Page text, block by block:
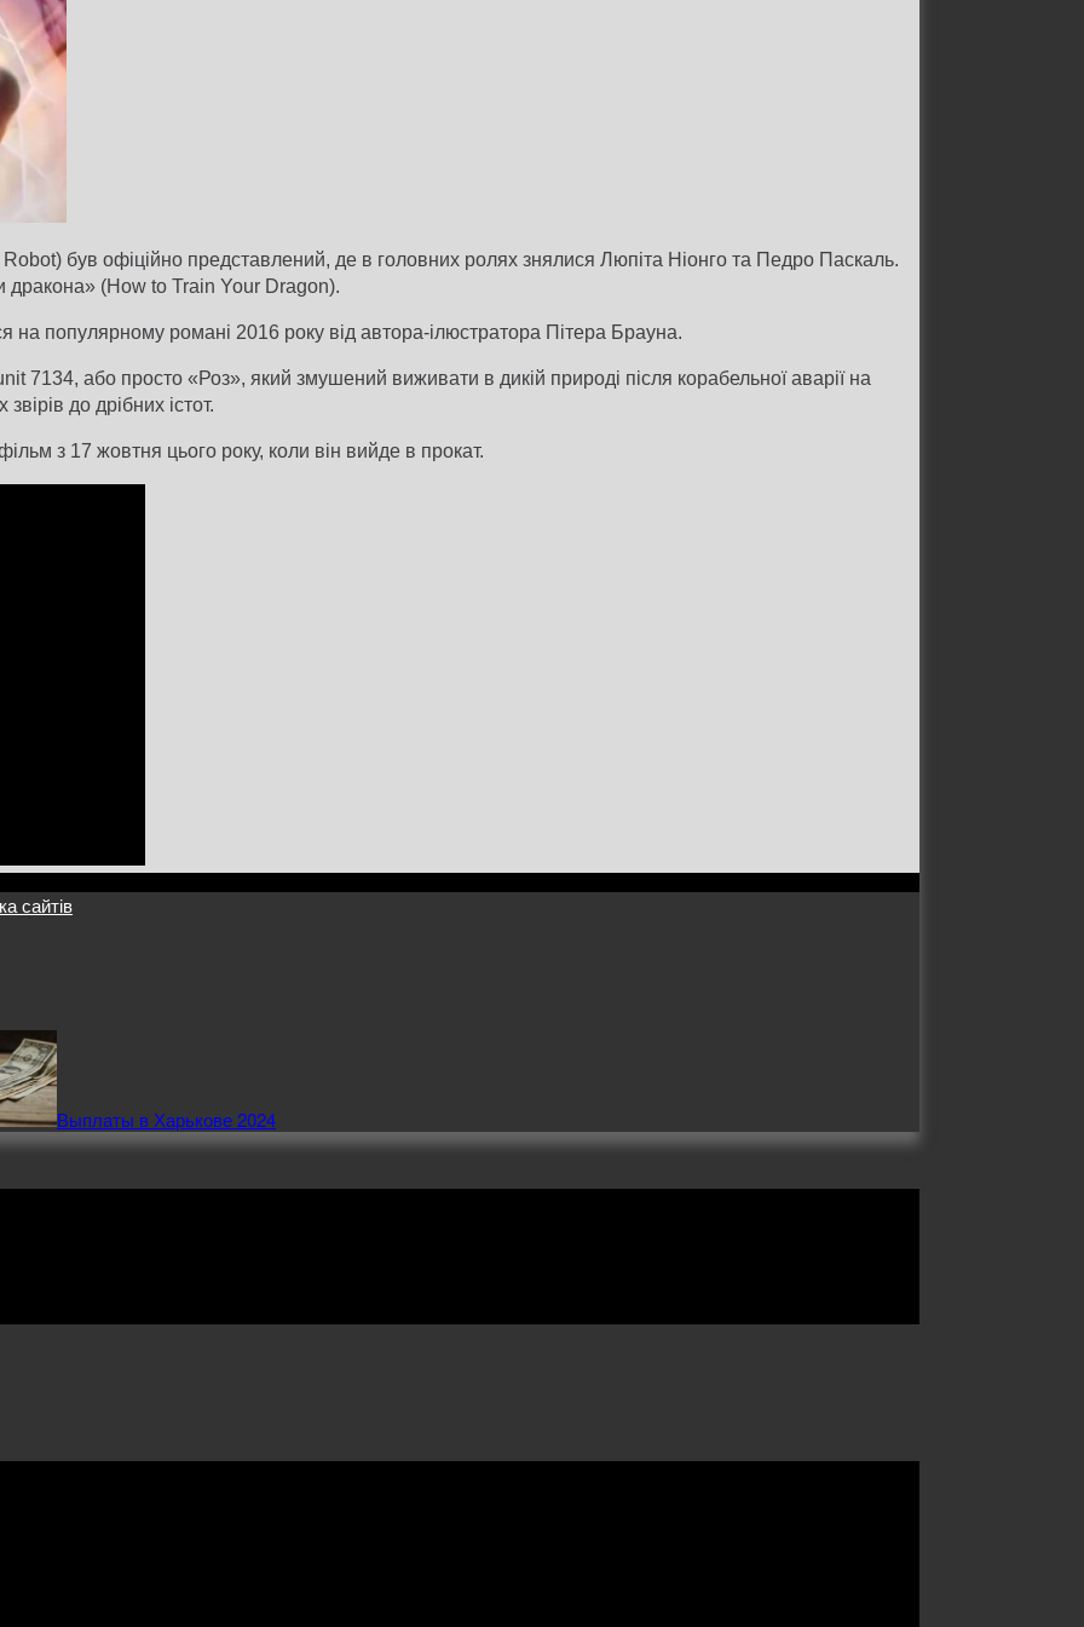
був офіційно представлений, де в головних ролях знялися Люпіта Ніонго та Педро Паскаль.
дракона» (How to Train Your Dragon).
на популярному романі 2016 року від автора-ілюстратора Пітера Брауна.
7134, або просто «Роз», який змушений виживати в дикій природі після корабельної аварії на
до дрібних істот.
з 17 жовтня цього року, коли він вийде в прокат.
сайтів
Выплаты в Харькове 2024